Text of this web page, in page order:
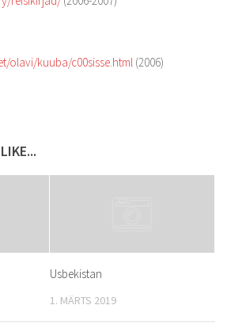
olavi/kuuba/c00sisse.html (2006)
Usbekistan
1. MÄRTS 2019